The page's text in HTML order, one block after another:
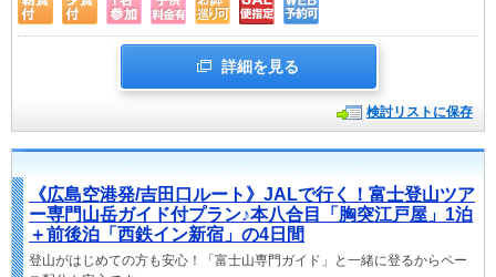
詳細を見る
検討リストに保存
《広島空港発/吉田口ルート》JALで行く！富士登山ツア
ー専門山岳ガイド付プラン♪本八合目「胸突江戸屋」1泊
＋前後泊「西鉄イン新宿」の4日間
登山がはじめての方も安心！「富士山専門ガイド」と一緒に登るからペー